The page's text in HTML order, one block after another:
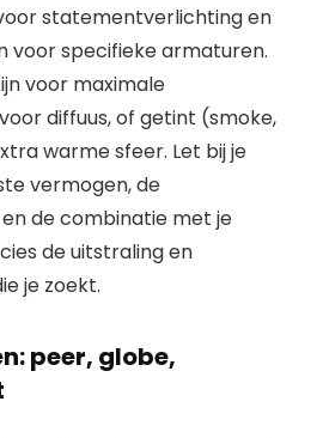
statementverlichting en
voor specifieke armaturen.
voor maximale
diffuus, of getint (smoke,
warme sfeer. Let bij je
vermogen, de
de combinatie met je
de uitstraling en
je zoekt.
peer, globe,